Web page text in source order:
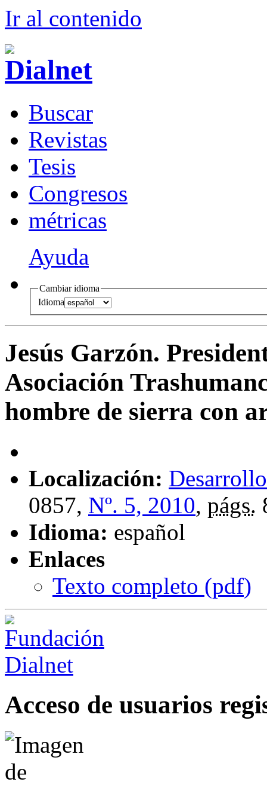
Ir al contenido
Buscar
Revistas
Tesis
Congresos
métricas
Ayuda
Cambiar idioma
Idioma
Jesús Garzón.
Asociación
hombre de sierra con
Localización:
0857, Nº. 5, 2010, págs.
Idioma: español
Enlaces
Texto completo (pdf)
Acceso de usuarios